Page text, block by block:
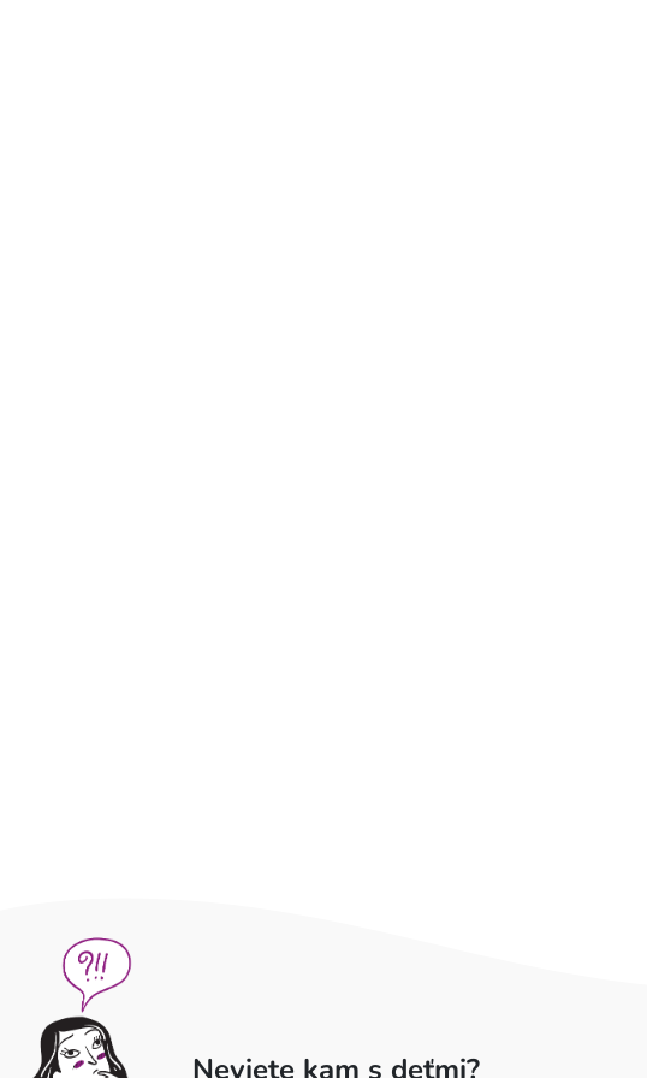
Neviete kam s deťmi?